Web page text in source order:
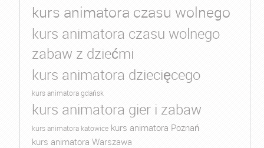
kurs animatora czasu wolnego
kurs animatora czasu wolnego
zabaw z dziećmi
kurs animatora dziecięcego
kurs animatora gdańsk
kurs animatora gier i zabaw
kurs animatora katowice kurs animatora Poznań
kurs animatora Warszawa